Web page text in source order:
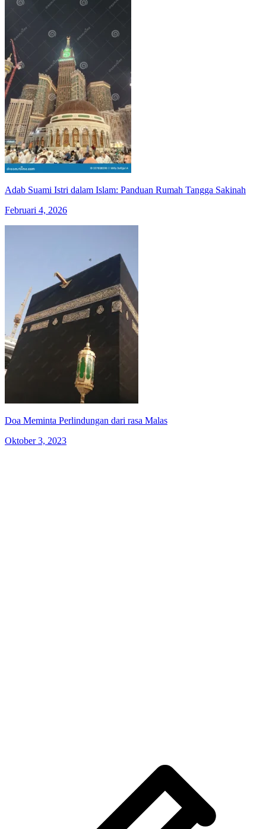
Adab Suami Istri dalam Islam: Panduan Rumah Tangga Sakinah
Februari 4, 2026
Doa Meminta Perlindungan dari rasa Malas
Oktober 3, 2023